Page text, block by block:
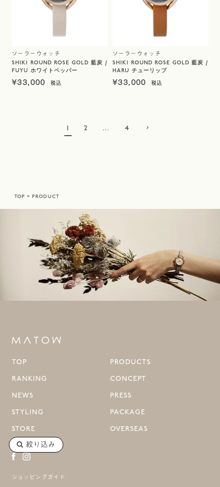
絞り込み
ソーラーウォッチ
SHIKI ROUND ROSE GOLD 藍炭 /
FUYU ホワイトペッパー
¥33,000
ソーラーウォッチ
SHIKI ROUND ROSE GOLD 藍炭 /
HARU チューリップ
¥33,000
1 2 … 4
TOP PRODUCT
TOP
PRODUCTS
RANKING
CONCEPT
NEWS
PRESS
STYLING
PACKAGE
STORE
OVERSEAS
ショッピングガイド